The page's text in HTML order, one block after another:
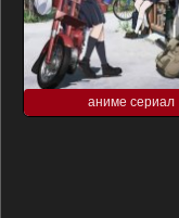
аниме сериал